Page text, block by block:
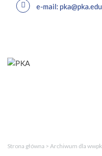
e-mail:
Strona główna > Archiwum dla